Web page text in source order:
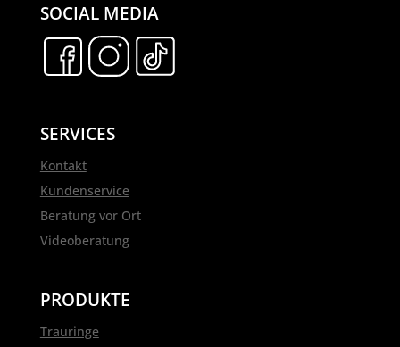
SOCIAL MEDIA
SERVICES
Kontakt
Kundenservice
Beratung vor Ort
Videoberatung
PRODUKTE
Trauringe